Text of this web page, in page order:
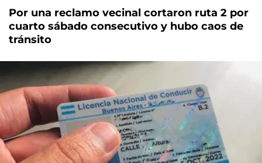
Por una reclamo vecinal cortaron ruta 2 por
cuarto sábado consecutivo y hubo caos de
tránsito